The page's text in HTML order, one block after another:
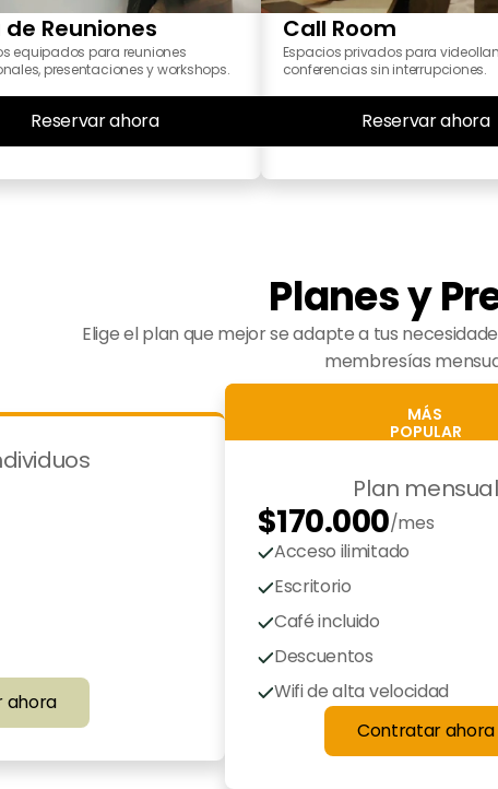
de Reuniones
equipados para reuniones
presentaciones y workshops.
Reservar ahora
Call Room
Espacios privados para
conferencias sin interrupciones.
Reservar ahora
Planes y
Elige el plan que mejor se adapte a tus
membresías
ahora
MÁS
POPULAR
Plan mensual
$170.000/mes
Acceso ilimitado
Escritorio
dedicado
Café incluido
Descuentos
exclusivos
Wifi de alta velocidad
Contratar ahora